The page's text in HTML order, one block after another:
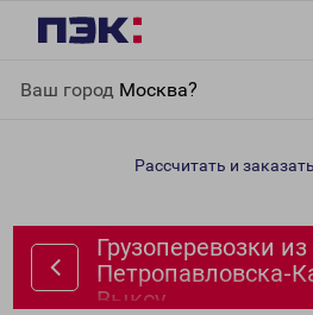
Ваш город Москва?
Камчатского в Выксу
Рассчитать и
Грузоперевозки из
Петропавловска-
Выксу